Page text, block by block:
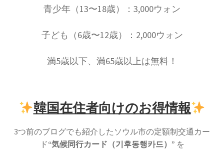
青少年（13〜18歳）：3,000ウォン
子ども（6歳〜12歳）：2,000ウォン
満5歳以下、満65歳以上は無料！
韓国在住者向けのお得情報
3つ前のブログでも紹介したソウル市の定額制交通カー
ド“気候同行カード（기후동행카드）” を